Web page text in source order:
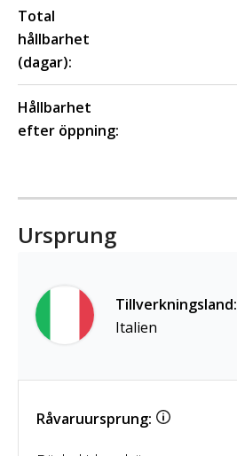
Total
hållbarhet
(dagar):
Hållbarhet
efter öppning:
Ursprung
Tillverkningsland:
Italien
Råvaruursprung: